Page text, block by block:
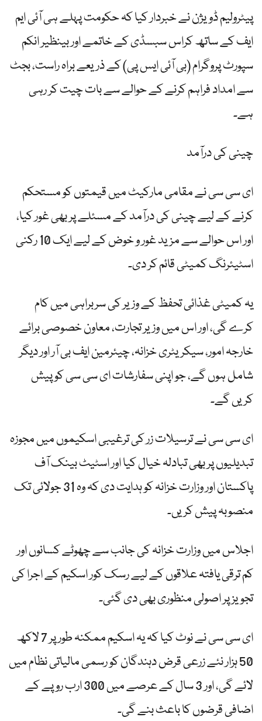
پیٹرولیم ڈویژن نے خبردار کیا کہ حکومت پہلے ہی آئی ایم
ایف کے ساتھ کراس سبسڈی کے خاتمے اور بینظیر انکم
سپورٹ پروگرام (بی آئی ایس پی) کے ذریعے براہ راست، بجٹ
سے امداد فراہم کرنے کے حوالے سے بات چیت کر رہی
ہے۔
چینی کی درآمد
ای سی سی نے مقامی مارکیٹ میں قیمتوں کو مستحکم
کرنے کے لیے چینی کی درآمد کے مسئلے پر بھی غور کیا،
اور اس حوالے سے مزید غور و خوض کے لیے ایک 10 رکنی
اسٹیئرنگ کمیٹی قائم کر دی۔
یہ کمیٹی غذائی تحفظ کے وزیر کی سربراہی میں کام
کرے گی، اور اس میں وزیر تجارت، معاون خصوصی برائے
خارجہ امور، سیکریٹری خزانہ، چیئرمین ایف بی آر اور دیگر
شامل ہوں گے، جو اپنی سفارشات ای سی سی کو پیش
کریں گے۔
ای سی سی نے ترسیلات زر کی ترغیبی اسکیموں میں مجوزہ
تبدیلیوں پر بھی تبادلہ خیال کیا اور اسٹیٹ بینک آف
پاکستان اور وزارت خزانہ کو ہدایت دی کہ وہ 31 جولائی تک
منصوبہ پیش کریں۔
اجلاس میں وزارت خزانہ کی جانب سے چھوٹے کسانوں اور
کم ترقی یافتہ علاقوں کے لیے رسک کور اسکیم کے اجرا کی
تجویز پر اصولی منظوری بھی دی گئی۔
ای سی سی نے نوٹ کیا کہ یہ اسکیم ممکنہ طور پر 7 لاکھ
50 ہزار نئے زرعی قرض دہندگان کو رسمی مالیاتی نظام میں
لائے گی، اور 3 سال کے عرصے میں 300 ارب روپے کے
اضافی قرضوں کا باعث بنے گی۔